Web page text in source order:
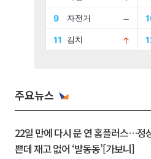
주요뉴스
22일 만에 다시 문 연 홈플러스…정
쁜데 재고 없어 ‘발동동’[가보니]